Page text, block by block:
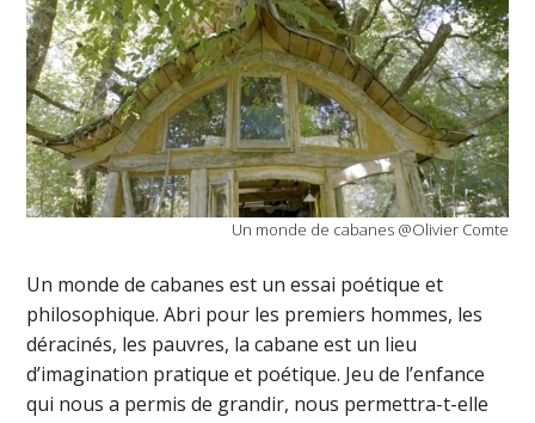
Un monde de cabanes @Olivier Comte
Un monde de cabanes est un essai poétique et
philosophique. Abri pour les premiers hommes, les
déracinés, les pauvres, la cabane est un lieu
d’imagination pratique et poétique. Jeu de l’enfance
qui nous a permis de grandir, nous permettra-t-elle